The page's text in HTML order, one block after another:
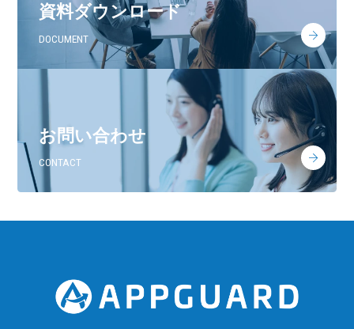
資料ダウンロード
DOCUMENT
お問い合わせ
CONTACT